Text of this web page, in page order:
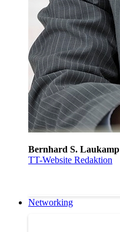
Bernhard S. Laukamp
TT-Website Redaktion
Networking